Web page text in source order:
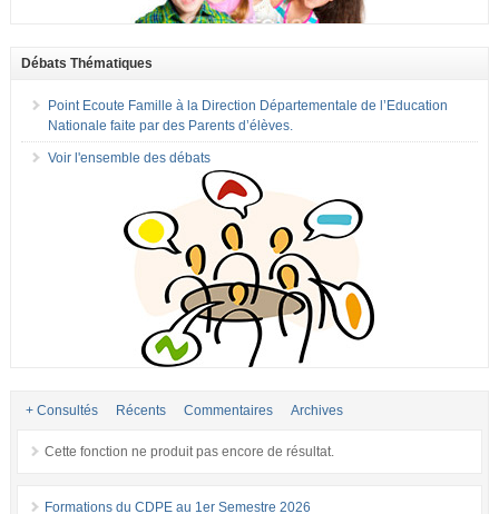
Débats Thématiques
Point Ecoute Famille à la Direction Départementale de l’Education
Nationale faite par des Parents d’élèves.
Voir l'ensemble des débats
+ Consultés Récents Commentaires Archives
Cette fonction ne produit pas encore de résultat.
Formations du CDPE au 1er Semestre 2026